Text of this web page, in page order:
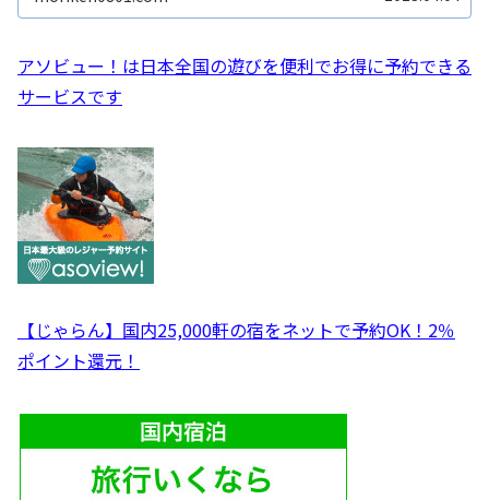
アソビュー！は日本全国の遊びを便利でお得に予約できる
サービスです
【じゃらん】国内25,000軒の宿をネットで予約OK！2％
ポイント還元！